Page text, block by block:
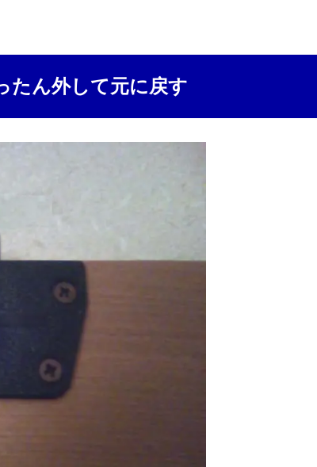
たん外して元に戻す